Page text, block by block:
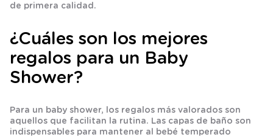
de primera calidad.
¿Cuáles son los mejores
regalos para un Baby
Shower?
Para un baby shower, los regalos más valorados son
aquellos que facilitan la rutina. Las capas de baño son
indispensables para mantener al bebé temperado